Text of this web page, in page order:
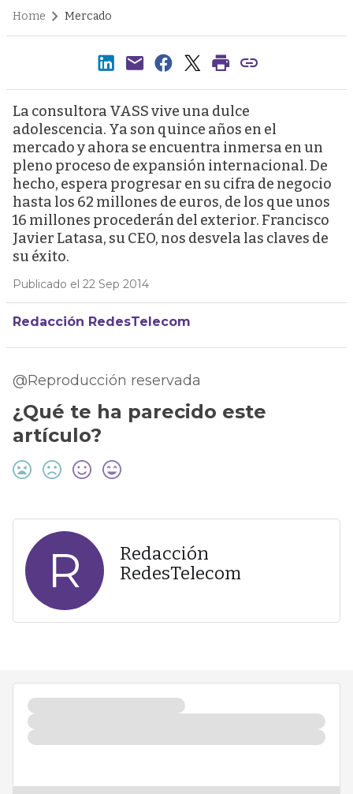
Home Mercado
La consultora VASS vive una dulce
adolescencia. Ya son quince años en el
mercado y ahora se encuentra inmersa en un
pleno proceso de expansión internacional. De
hecho, espera progresar en su cifra de negocio
hasta los 62 millones de euros, de los que unos
16 millones procederán del exterior. Francisco
Javier Latasa, su CEO, nos desvela las claves de
su éxito.
Publicado el 22 Sep 2014
Redacción RedesTelecom
@Reproducción reservada
¿Qué te ha parecido este
artículo?
R
Redacción
RedesTelecom